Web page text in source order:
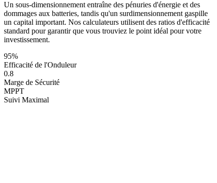
Un sous-dimensionnement entraîne des pénuries d'énergie et des
dommages aux batteries, tandis qu'un surdimensionnement gaspille
un capital important. Nos calculateurs utilisent des ratios d'efficacité
standard pour garantir que vous trouviez le point idéal pour votre
investissement.
95%
Efficacité de l'Onduleur
0.8
Marge de Sécurité
MPPT
Suivi Maximal